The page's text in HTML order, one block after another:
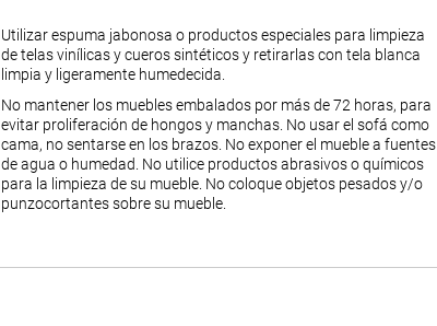
Utilizar espuma jabonosa o productos especiales para limpieza
de telas vinílicas y cueros sintéticos y retirarlas con tela blanca
limpia y ligeramente humedecida.
No mantener los muebles embalados por más de 72 horas, para
evitar proliferación de hongos y manchas. No usar el sofá como
cama, no sentarse en los brazos. No exponer el mueble a fuentes
de agua o humedad. No utilice productos abrasivos o químicos
para la limpieza de su mueble. No coloque objetos pesados y/o
punzocortantes sobre su mueble.